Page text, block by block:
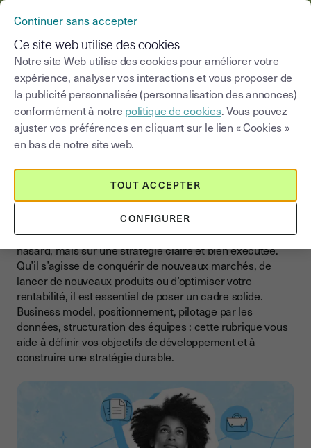
Blog|Développer son business>Stratégie de croissance
Choisir une catégorie Saisissez un terme
Construire une stratégie de
croissance solide
La croissance d’une entreprise ne repose pas sur le
hasard, mais sur une stratégie claire et bien exécutée.
Qu’il s’agisse de conquérir de nouveaux marchés, de
lancer de nouveaux produits ou d’optimiser votre
rentabilité, il est essentiel de poser un cadre solide.
Business model, positionnement, pilotage par les
données, structuration des équipes : cette rubrique vous
aide à définir vos objectifs de développement et à
construire une stratégie durable.
Continuer sans accepter
Ce site web utilise des cookies
Notre site Web utilise des cookies pour améliorer votre
expérience, analyser vos interactions et vous proposer de
la publicité personnalisée (personnalisation des annonces)
conformément à notre politique de cookies. Vous pouvez
ajuster vos préférences en cliquant sur le lien « Cookies »
en bas de notre site web.
CONFIGURER
TOUT ACCEPTER